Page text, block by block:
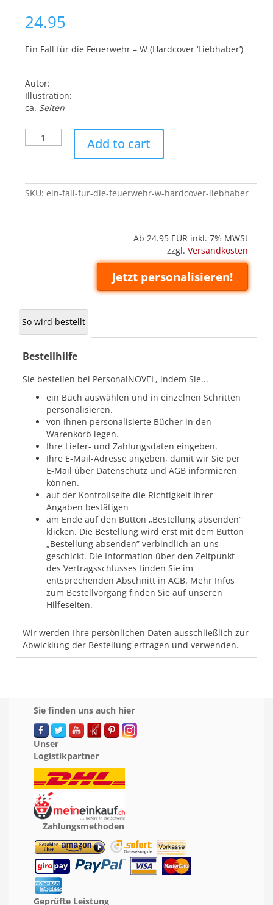
24.95
Ein Fall für die Feuerwehr – W (Hardcover ‘Liebhaber’)
Autor:
Illustration:
ca. Seiten
Fall
Feuerwehr
-
Add to cart
SKU:ein-fall-fur-die-feuerwehr-w-hardcover-liebhaber
Ab 24.95 EUR inkl. 7% MWSt
zzgl. Versandkosten
Jetzt personalisieren!
So wird bestellt
Bestellhilfe
Sie bestellen bei PersonalNOVEL, indem Sie...
ein Buch auswählen und in einzelnen Schritten
personalisieren.
von Ihnen personalisierte Bücher in den
Warenkorb legen.
Ihre Liefer- und Zahlungsdaten eingeben.
Ihre E-Mail-Adresse angeben, damit wir Sie per
E-Mail über Datenschutz und AGB informieren
können.
auf der Kontrollseite die Richtigkeit Ihrer
Angaben bestätigen
am Ende auf den Button „Bestellung absenden”
klicken. Die Bestellung wird erst mit dem Button
„Bestellung absenden” verbindlich an uns
geschickt. Die Information über den Zeitpunkt
des Vertragsschlusses finden Sie im
entsprechenden Abschnitt in AGB. Mehr Infos
zum Bestellvorgang finden Sie auf unseren
Hilfeseiten.
Wir werden Ihre persönlichen Daten ausschließlich zur
Abwicklung der Bestellung erfragen und verwenden.
Sie finden uns auch hier
Unser
Logistikpartner
Zahlungsmethoden
Geprüfte Leistung